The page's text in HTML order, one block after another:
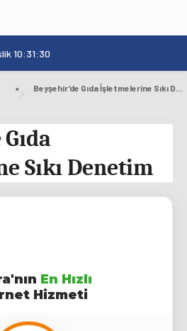
10:31:30
» Beyşehir’de Gıda İşletmelerine Sıkı Denetim
Sıkı Denetim
En Hızlı
Hizmeti